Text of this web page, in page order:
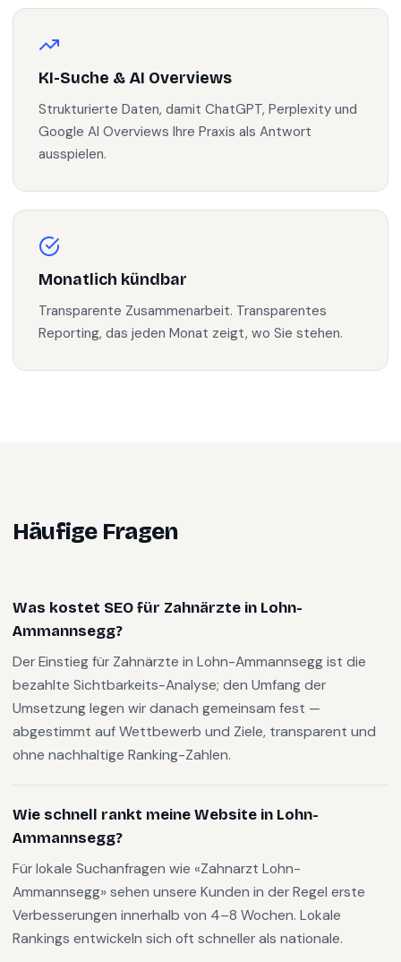
KI-Suche & AI Overviews
Strukturierte Daten, damit ChatGPT, Perplexity und
Google AI Overviews Ihre Praxis als Antwort
ausspielen.
Monatlich kündbar
Transparente Zusammenarbeit. Transparentes
Reporting, das jeden Monat zeigt, wo Sie stehen.
Häufige Fragen
Was kostet SEO für Zahnärzte in Lohn-
Ammannsegg?
Der Einstieg für Zahnärzte in Lohn-Ammannsegg ist die
bezahlte Sichtbarkeits-Analyse; den Umfang der
Umsetzung legen wir danach gemeinsam fest —
abgestimmt auf Wettbewerb und Ziele, transparent und
ohne nachhaltige Ranking-Zahlen.
Wie schnell rankt meine Website in Lohn-
Ammannsegg?
Für lokale Suchanfragen wie «Zahnarzt Lohn-
Ammannsegg» sehen unsere Kunden in der Regel erste
Verbesserungen innerhalb von 4–8 Wochen. Lokale
Rankings entwickeln sich oft schneller als nationale.